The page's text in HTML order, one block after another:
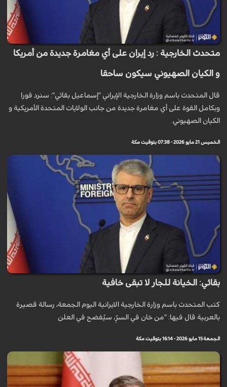
متحدث الخارجية : رد إيران على أي مغامرة جديدة من أمريكا
و الكيان الصهيوني سيكون ساحقا
قال المتحدث باسم وزارة الخارجية الإيراني "إسماعيل بقائي": سنرد فورا
وبكامل القوة على أي مغامرة جديدة من جانب الولايات المتحدة الأمريكية و
الكيان الصهيوني.
الخميس 21 مايو 2026 - 07:38 بتوقيت مكة
بقائي: الخيانة للجار لا تبقى خافية
كتب المتحدث باسم وزارة الخارجية الايرانية اليوم الجمعة، رسالة قصيرة
بالعربية قال فيها: "من خان في السرِّ، سيُفضح في العلن
الجمعة 15 مايو 2026 - 16:14 بتوقيت مكة